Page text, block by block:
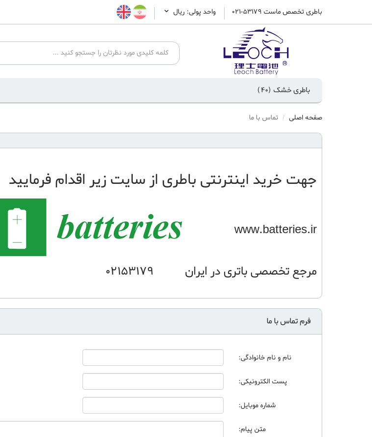
باطری تخصص ماست 53179-021 واحد پولی: ريال
باطری خشک (40)
صفحه اصلی تماس با ما
جهت خرید اینترنتی باطری از سایت زیر اقدام فرمایید
www.batteries.ir
مرجع تخصصی باتری در ایران 02153179
فرم تماس با ما
نام و نام خانوادگی:
پست الکترونیکی:
شماره موبایل:
متن پیام: